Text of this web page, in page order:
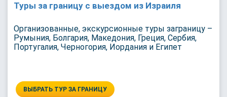
Туры за границу с выездом из Израиля
Организованные, экскурсионные туры заграницу –
Румыния, Болгария, Македония, Греция, Сербия,
Португалия, Черногория, Иордания и Египет
ВЫБРАТЬ ТУР ЗА ГРАНИЦУ